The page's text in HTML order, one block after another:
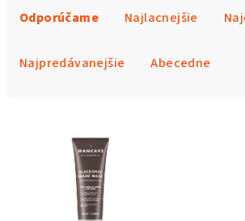
Odporúčame Najlacnejšie
Najpredávanejšie Abecedne